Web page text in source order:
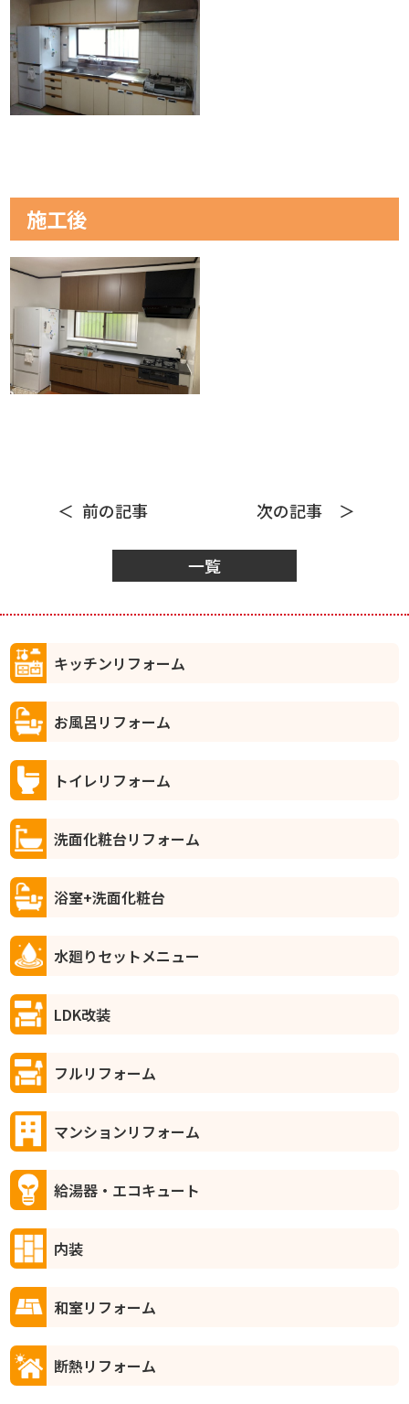
施工後
前の記事
一覧
次の記事
キッチンリフォーム
お風呂リフォーム
トイレリフォーム
洗面化粧台リフォーム
浴室+洗面化粧台
水廻りセットメニュー
LDK改装
フルリフォーム
マンションリフォーム
給湯器・エコキュート
内装
和室リフォーム
断熱リフォーム